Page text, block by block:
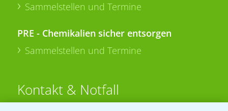
Sammelstellen und Termine
PRE - Chemikalien sicher entsorgen
Sammelstellen und Termine
Kontakt & Notfall